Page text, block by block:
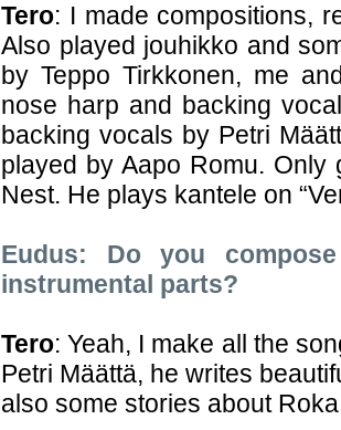
Tero: I made compositions,
Also played jouhikko and
by Teppo Tirkkonen, me
nose harp and backing
backing vocals by Petri
played by Aapo Romu. Only
Nest. He plays kantele on
Eudus: Do you
instrumental parts?
Tero: Yeah, I make all the
Petri Määttä, he writes
also some stories about